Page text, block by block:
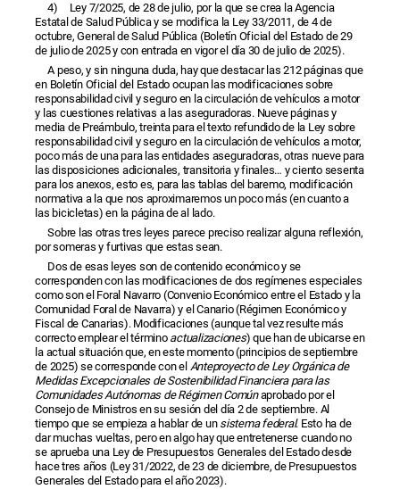
4) Ley 7/2025, de 28 de julio, por la que se crea la Agencia
Estatal de Salud Pública y se modifica la Ley 33/2011, de 4 de
octubre, General de Salud Pública (Boletín Oficial del Estado de 29
de julio de 2025 y con entrada en vigor el día 30 de julio de 2025).
A peso, y sin ninguna duda, hay que destacar las 212 páginas que
en Boletín Oficial del Estado ocupan las modificaciones sobre
responsabilidad civil y seguro en la circulación de vehículos a motor
y las cuestiones relativas a las aseguradoras. Nueve páginas y
media de Preámbulo, treinta para el texto refundido de la Ley sobre
responsabilidad civil y seguro en la circulación de vehículos a motor,
poco más de una para las entidades aseguradoras, otras nueve para
las disposiciones adicionales, transitoria y finales… y ciento sesenta
para los anexos, esto es, para las tablas del baremo, modificación
normativa a la que nos aproximaremos un poco más (en cuanto a
las bicicletas) en la página de al lado.
Sobre las otras tres leyes parece preciso realizar alguna reflexión,
por someras y furtivas que estas sean.
Dos de esas leyes son de contenido económico y se
corresponden con las modificaciones de dos regímenes especiales
como son el Foral Navarro (Convenio Económico entre el Estado y la
Comunidad Foral de Navarra) y el Canario (Régimen Económico y
Fiscal de Canarias). Modificaciones (aunque tal vez resulte más
correcto emplear el término actualizaciones) que han de ubicarse en
la actual situación que, en este momento (principios de septiembre
de 2025) se corresponde con el Anteproyecto de Ley Orgánica de
Medidas Excepcionales de Sostenibilidad Financiera para las
Comunidades Autónomas de Régimen Comúnaprobado por el
Consejo de Ministros en su sesión del día 2 de septiembre. Al
tiempo que se empieza a hablar de un sistema federal. Esto ha de
dar muchas vueltas, pero en algo hay que entretenerse cuando no
se aprueba una Ley de Presupuestos Generales del Estado desde
hace tres años (Ley 31/2022, de 23 de diciembre, de Presupuestos
Generales del Estado para el año 2023).